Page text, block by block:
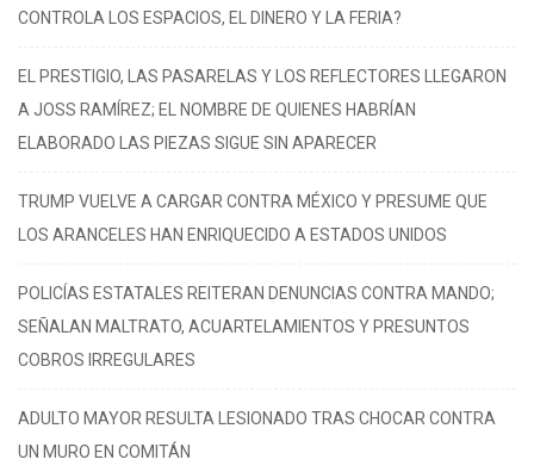
CONTROLA LOS ESPACIOS, EL DINERO Y LA FERIA?
EL PRESTIGIO, LAS PASARELAS Y LOS REFLECTORES LLEGARON
A JOSS RAMÍREZ; EL NOMBRE DE QUIENES HABRÍAN
ELABORADO LAS PIEZAS SIGUE SIN APARECER
TRUMP VUELVE A CARGAR CONTRA MÉXICO Y PRESUME QUE
LOS ARANCELES HAN ENRIQUECIDO A ESTADOS UNIDOS
POLICÍAS ESTATALES REITERAN DENUNCIAS CONTRA MANDO;
SEÑALAN MALTRATO, ACUARTELAMIENTOS Y PRESUNTOS
COBROS IRREGULARES
ADULTO MAYOR RESULTA LESIONADO TRAS CHOCAR CONTRA
UN MURO EN COMITÁN